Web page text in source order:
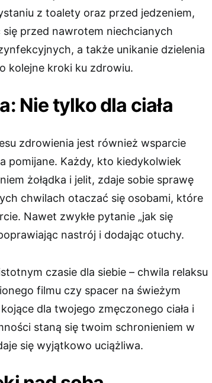
z toalety oraz przed jedzeniem,
przed nawrotem niechcianych
a także unikanie dzielenia
kolejne kroki ku zdrowiu.
Nie tylko dla ciała
zdrowienia jest również wsparcie
pomijane. Każdy, kto kiedykolwiek
żołądka i jelit, zdaje sobie sprawę
chwilach otaczać się osobami, które
Nawet zwykłe pytanie „jak się
nastrój i dodając otuchy.
czasie dla siebie – chwila relaksu
filmu czy spacer na świeżym
dla twojego zmęczonego ciała i
staną się twoim schronieniem w
się wyjątkowo uciążliwa.